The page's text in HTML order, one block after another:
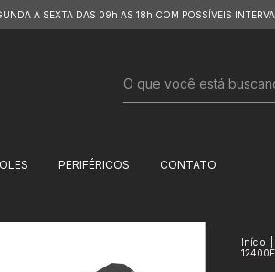
A SEXTA DAS 09h AS 18h COM POSSÍVEIS
PERIFÉRICOS CONTATO
Início